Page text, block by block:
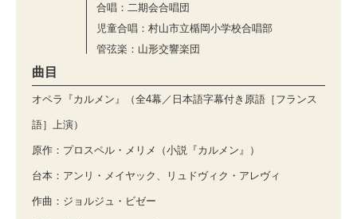
合唱：二期会合唱団
児童合唱：村⼭市⽴楯岡⼩学校合唱部
管弦楽：山形交響楽団
曲目
オペラ『カルメン』（全4幕／日本語字幕付き原語［フランス
語］上演）
原作：プロスペル・メリメ（小説『カルメン』）
台本：アンリ・メイヤック、リュドヴィク・アレヴィ
作曲：ジョルジュ・ビゼー